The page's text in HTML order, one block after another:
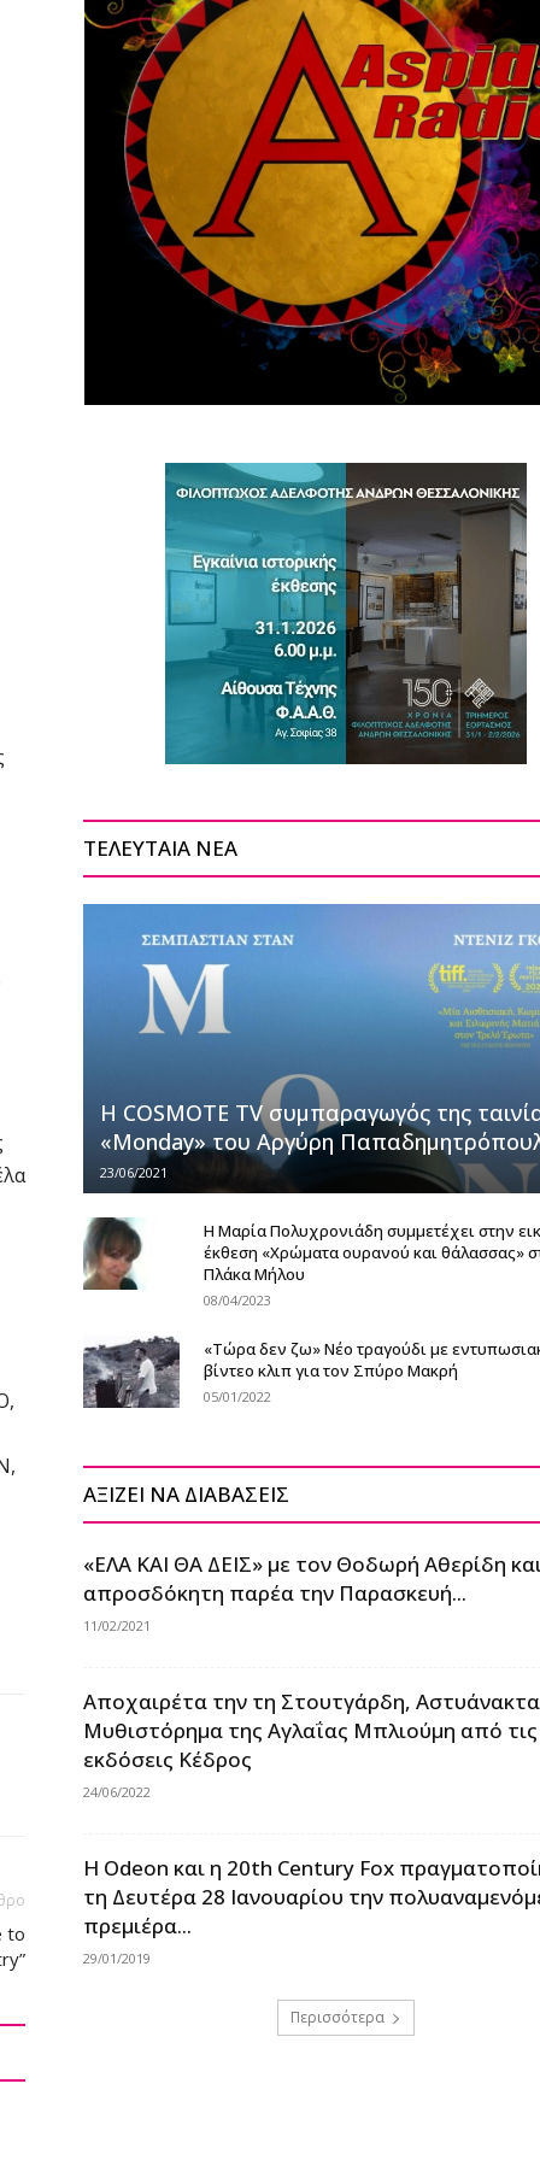
to
ΤΕΛΕΥΤΑΙΑ ΝΕΑ
Η COSMOTE TV συμπαραγωγός της
«Monday» του Αργύρη
23/06/2021
Η Μαρία Πολυχρονιάδη συμμετέχει στην
έκθεση «Χρώματα ουρανού και θάλασσας»
Πλάκα Μήλου
08/04/2023
«Τώρα δεν ζω» Νέο τραγούδι με
βίντεο κλιπ για τον Σπύρο Μακρή
05/01/2022
ΑΞΙΖΕΙ ΝΑ ΔΙΑΒΑΣΕΙΣ
«ΕΛΑ ΚΑΙ ΘΑ ΔΕΙΣ» με τον Θοδωρή Αθερίδη
απροσδόκητη παρέα την Παρασκευή...
11/02/2021
Αποχαιρέτα την τη Στουτγάρδη,
Μυθιστόρημα της Αγλαΐας Μπλιούμη από τις
εκδόσεις Κέδρος
24/06/2022
Η Odeon και η 20th Century Fox
τη Δευτέρα 28 Ιανουαρίου την
πρεμιέρα...
29/01/2019
Περισσότερα